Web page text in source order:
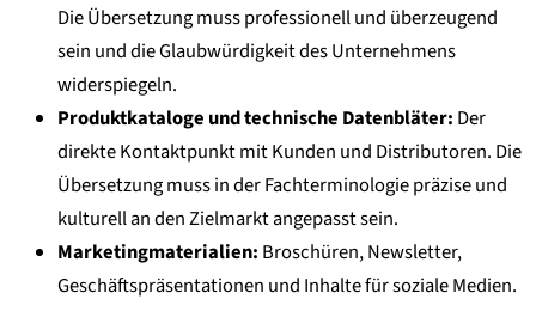
Die Übersetzung muss professionell und überzeugend
sein und die Glaubwürdigkeit des Unternehmens
widerspiegeln.
Produktkataloge und technische Datenbläter: Der
direkte Kontaktpunkt mit Kunden und Distributoren. Die
Übersetzung muss in der Fachterminologie präzise und
kulturell an den Zielmarkt angepasst sein.
Marketingmaterialien: Broschüren, Newsletter,
Geschäftspräsentationen und Inhalte für soziale Medien.